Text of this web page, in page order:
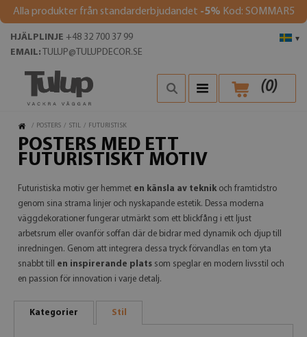
Alla produkter från standarderbjudandet -5% Kod: SOMMAR5
▾
HJÄLPLINJE +48 32 700 37 99
EMAIL: TULUP@TULUPDECOR.SE
(0)
/ POSTERS / STIL / FUTURISTISK
POSTERS MED ETT
FUTURISTISKT MOTIV
Futuristiska motiv ger hemmet en känsla av teknik och framtidstro
genom sina strama linjer och nyskapande estetik. Dessa moderna
väggdekorationer fungerar utmärkt som ett blickfång i ett ljust
arbetsrum eller ovanför soffan där de bidrar med dynamik och djup till
inredningen. Genom att integrera dessa tryck förvandlas en tom yta
snabbt till en inspirerande plats som speglar en modern livsstil och
en passion för innovation i varje detalj.
Kategorier Stil